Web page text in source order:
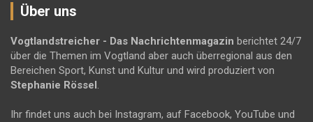
Über uns
Vogtlandstreicher - Das Nachrichtenmagazin berichtet 24/7
über die Themen im Vogtland aber auch überregional aus den
Bereichen Sport, Kunst und Kultur und wird produziert von
Stephanie Rössel .
Ihr findet uns auch bei Instagram, auf Facebook, YouTube und